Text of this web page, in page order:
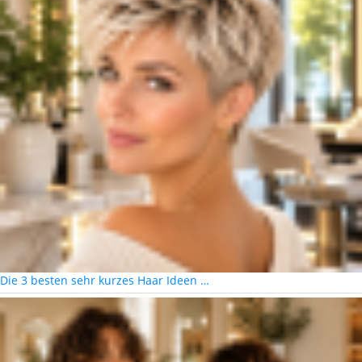
Die 3 besten sehr kurzes Haar Ideen …